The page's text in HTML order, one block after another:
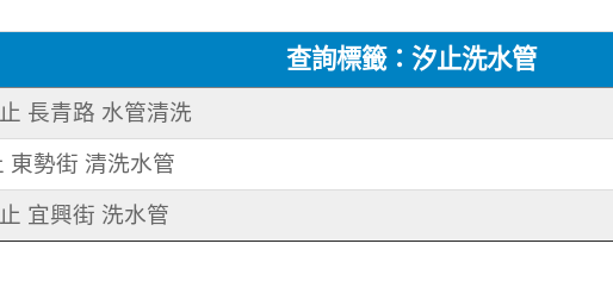
查詢標籤：汐止洗水管
長青路 水管清洗
東勢街 清洗水管
宜興街 洗水管